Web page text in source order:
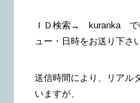
ＩＤ検索→ kuranka で
ュー・日時をお送り下さい
送信時間により、リアル
いますが、